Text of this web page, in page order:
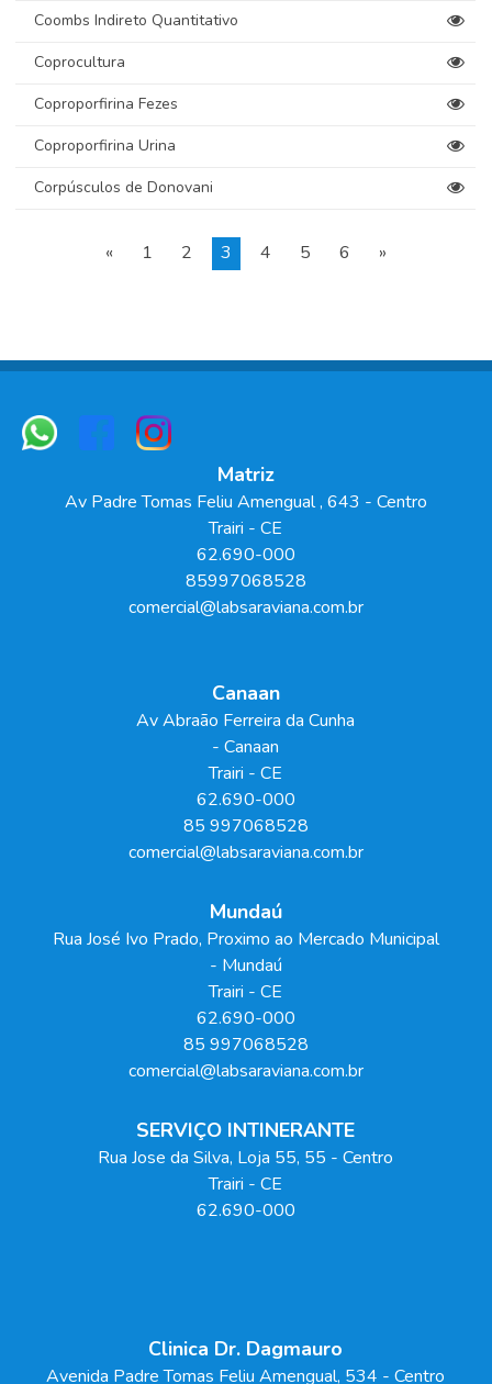
Coombs Indireto Quantitativo
Coprocultura
Coproporfirina Fezes
Coproporfirina Urina
Corpúsculos de Donovani
« 1 2 3 4 5 6 »
Matriz
Av Padre Tomas Feliu Amengual, 643 - Centro
Trairi -CE
62.690-000
85997068528
comercial@labsaraviana.com.br
Canaan
Av Abraão Ferreira da Cunha
- Canaan
Trairi -CE
62.690-000
85 997068528
comercial@labsaraviana.com.br
Mundaú
Rua José Ivo Prado, Proximo ao Mercado Municipal
- Mundaú
Trairi -CE
62.690-000
85 997068528
comercial@labsaraviana.com.br
SERVIÇO INTINERANTE
Rua Jose da Silva, Loja 55, 55 - Centro
Trairi -CE
62.690-000
Clinica Dr. Dagmauro
Avenida Padre Tomas Feliu Amengual, 534 - Centro